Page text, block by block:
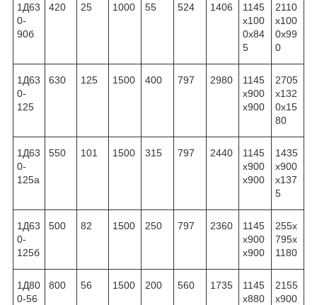
1Д63
0-
90б
420 25 1000 55 524 1406
1145
x100
0x84
5
2110
x100
0x99
0
1Д63
0-
125
630 125 1500 400 797 2980
1145
x900
x900
2705
x132
0x15
80
1Д63
0-
125а
550 101 1500 315 797 2440
1145
x900
x900
1435
x900
x137
5
1Д63
0-
125б
500 82 1500 250 797 2360
1145
x900
x900
255x
795x
1180
1Д80
0-56
800 56 1500 200 560 1735
1145
x880
2155
x900